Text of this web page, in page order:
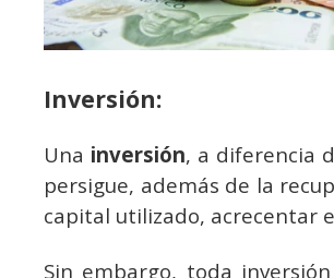
Inversión:
Una inversión, a diferencia
persigue, además de la
capital utilizado, acrecentar
Sin embargo, toda